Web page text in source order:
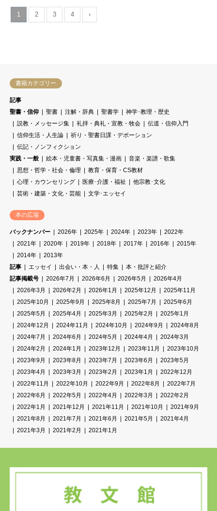
1 2 3 4 ›
書籍カテゴリー
記事
聖書・信仰
聖書 注解・辞典 聖書学
神学･教理・歴史
説教・メッセージ集
礼拝・典礼・宣教・牧会
伝道・信仰入門
信仰生活・人生論
祈り・聖書日課・デボーション
伝記・ノンフィクション
実践・一般
絵本・児童書・写真集・漫画
音楽・楽譜・歌集
思想・哲学・社会・倫理
教育・保育・CS教材
心理・カウンセリング
医療･介護・福祉
他宗教･文化
芸術・建築・文化・芸能
文学･エッセイ
本の広場
バックナンバー 2026年 2025年 2024年 2023年
2022年
2021年
2020年 2019年 2018年 2017年 2016年
2015年
2014年
2013年
記事
エッセイ 出会い・本・人 特集
本・批評と紹介
記事掲載号
2026年7月 2026年6月 2026年5月
2026年4月
2026年3月
2026年2月 2026年1月 2025年12月
2025年11月
2025年10月
2025年9月 2025年8月 2025年7月
2025年6月
2025年5月
2025年4月 2025年3月 2025年2月
2025年1月
2024年12月
2024年11月 2024年10月 2024年9月
2024年8月
2024年7月
2024年6月 2024年5月 2024年4月
2024年3月
2024年2月
2024年1月 2023年12月 2023年11月
2023年10月
2023年9月
2023年8月 2023年7月 2023年6月
2023年5月
2023年4月
2023年3月 2023年2月 2023年1月
2022年12月
2022年11月
2022年10月 2022年9月 2022年8月
2022年7月
2022年6月
2022年5月 2022年4月 2022年3月
2022年2月
2022年1月
2021年12月 2021年11月 2021年10月
2021年9月
2021年8月
2021年7月 2021年6月 2021年5月
2021年4月
2021年3月
2021年2月 2021年1月